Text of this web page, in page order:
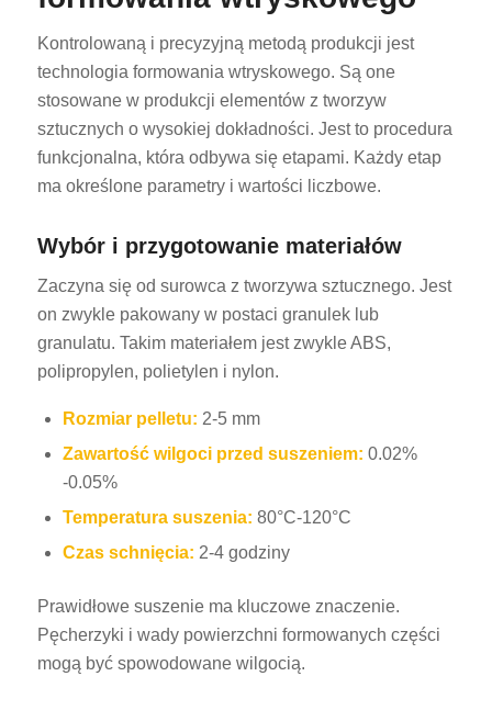
Kontrolowaną i precyzyjną metodą produkcji jest
technologia formowania wtryskowego. Są one
stosowane w produkcji elementów z tworzyw
sztucznych o wysokiej dokładności. Jest to procedura
funkcjonalna, która odbywa się etapami. Każdy etap
ma określone parametry i wartości liczbowe.
Wybór i przygotowanie materiałów
Zaczyna się od surowca z tworzywa sztucznego. Jest
on zwykle pakowany w postaci granulek lub
granulatu. Takim materiałem jest zwykle ABS,
polipropylen, polietylen i nylon.
Rozmiar pelletu: 2-5 mm
Zawartość wilgoci przed suszeniem: 0.02%
-0.05%
Temperatura suszenia: 80°C-120°C
Czas schnięcia: 2-4 godziny
Prawidłowe suszenie ma kluczowe znaczenie.
Pęcherzyki i wady powierzchni formowanych części
mogą być spowodowane wilgocią.